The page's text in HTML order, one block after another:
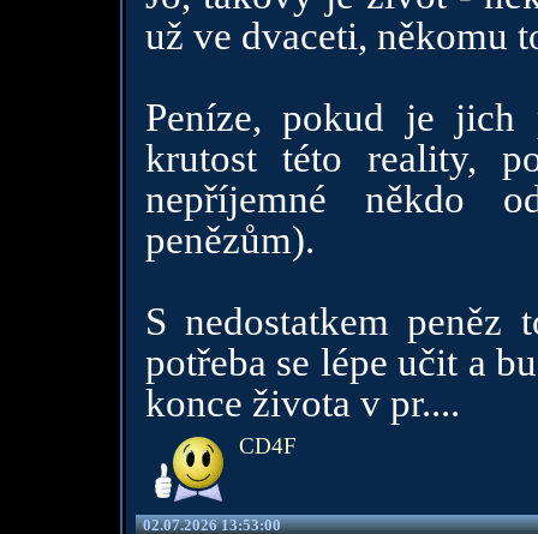
už ve dvaceti, někomu
Peníze, pokud je jich
krutost této reality,
nepříjemné někdo
penězům).
S nedostatkem
potřeba se lépe učit a
konce života v pr....
CD4F
02.07.2026 13:53:00